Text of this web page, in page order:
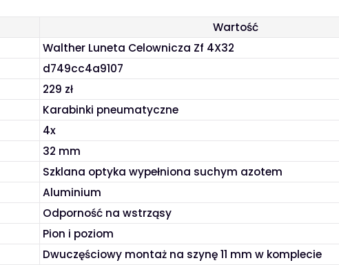
Wartość
Walther Luneta Celownicza Zf 4X32
d749cc4a9107
229 zł
Karabinki pneumatyczne
4x
32 mm
Szklana optyka wypełniona suchym azotem
Aluminium
Odporność na wstrząsy
Pion i poziom
Dwuczęściowy montaż na szynę 11 mm w komplecie